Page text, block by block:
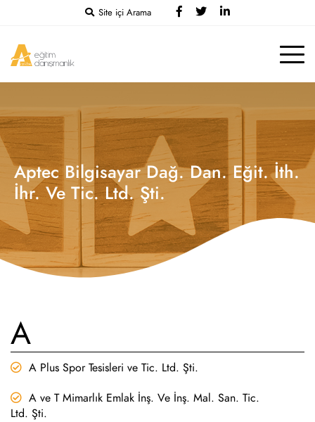
Site içi Arama
Aptec Bilgisayar Dağ. Dan. Eğit. İth.
İhr. Ve Tic. Ltd. Şti.
A
A Plus Spor Tesisleri ve Tic. Ltd. Şti.
A ve T Mimarlık Emlak İnş. Ve İnş. Mal. San. Tic.
Ltd. Şti.